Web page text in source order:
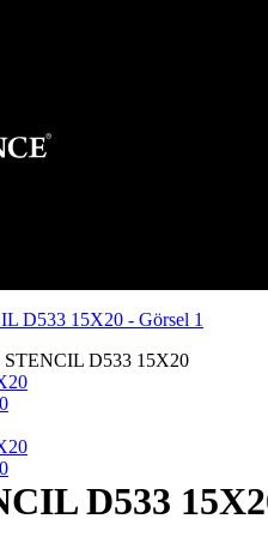
STENCIL D533 15X20
D533